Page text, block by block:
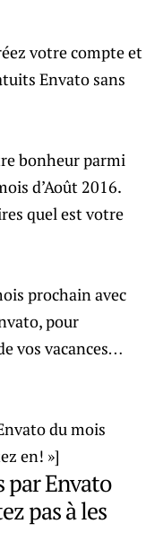
votre compte et
Envato sans
bonheur parmi
d’Août 2016.
quel est votre
prochain avec
pour
vos vacances…
du mois
en! »]
par Envato
pas à les